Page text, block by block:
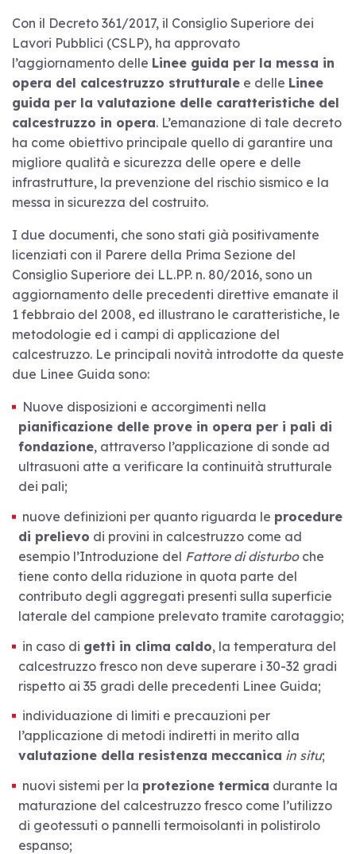
Con il Decreto 361/2017, il Consiglio Superiore dei
Lavori Pubblici (CSLP), ha approvato
l’aggiornamento delle Linee guida per la messa in
opera del calcestruzzo strutturale e delle Linee
guida per la valutazione delle caratteristiche del
calcestruzzo in opera. L’emanazione di tale decreto
ha come obiettivo principale quello di garantire una
migliore qualità e sicurezza delle opere e delle
infrastrutture, la prevenzione del rischio sismico e la
messa in sicurezza del costruito.
I due documenti, che sono stati già positivamente
licenziati con il Parere della Prima Sezione del
Consiglio Superiore dei LL.PP. n. 80/2016, sono un
aggiornamento delle precedenti direttive emanate il
1 febbraio del 2008, ed illustrano le caratteristiche, le
metodologie ed i campi di applicazione del
calcestruzzo. Le principali novità introdotte da queste
due Linee Guida sono:
Nuove disposizioni e accorgimenti nella
pianificazione delle prove in opera per i pali di
fondazione, attraverso l’applicazione di sonde ad
ultrasuoni atte a verificare la continuità strutturale
dei pali;
nuove definizioni per quanto riguarda le procedure
di prelievo di provini in calcestruzzo come ad
esempio l’Introduzione del Fattore di disturbo che
tiene conto della riduzione in quota parte del
contributo degli aggregati presenti sulla superficie
laterale del campione prelevato tramite carotaggio;
in caso di getti in clima caldo, la temperatura del
calcestruzzo fresco non deve superare i 30-32 gradi
rispetto ai 35 gradi delle precedenti Linee Guida;
individuazione di limiti e precauzioni per
l’applicazione di metodi indiretti in merito alla
valutazione della resistenza meccanica in situ;
nuovi sistemi per la protezione termica durante la
maturazione del calcestruzzo fresco come l’utilizzo
di geotessuti o pannelli termoisolanti in polistirolo
espanso;